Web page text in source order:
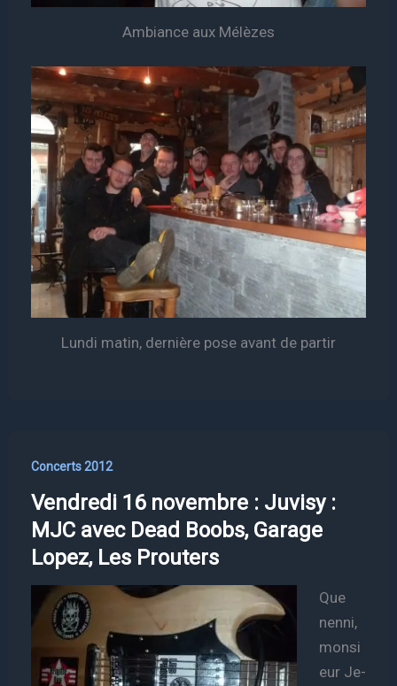
Ambiance aux Mélèzes
Lundi matin, dernière pose avant de partir
Concerts 2012
Vendredi 16 novembre : Juvisy :
MJC avec Dead Boobs, Garage
Lopez, Les Prouters
Que
nenni,
monsi
eur Je-